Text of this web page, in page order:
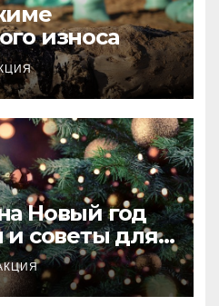
износа
Новый год
и советы для